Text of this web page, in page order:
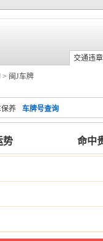
交通违
> 闽J车牌
养 车牌号查询
势 命中